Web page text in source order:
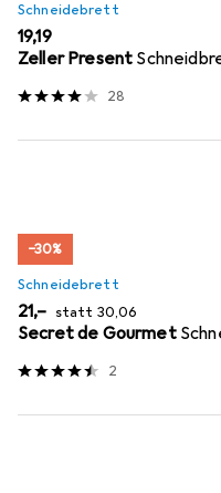
Schneidebrett
EUR
19,19
Zeller Present
28
−30%
Schneidebrett
EUR
21,– statt EUR
30,06
Secret de Gourmet
2